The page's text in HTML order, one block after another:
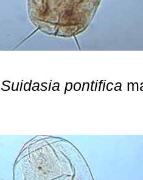
Suidasia pontifica